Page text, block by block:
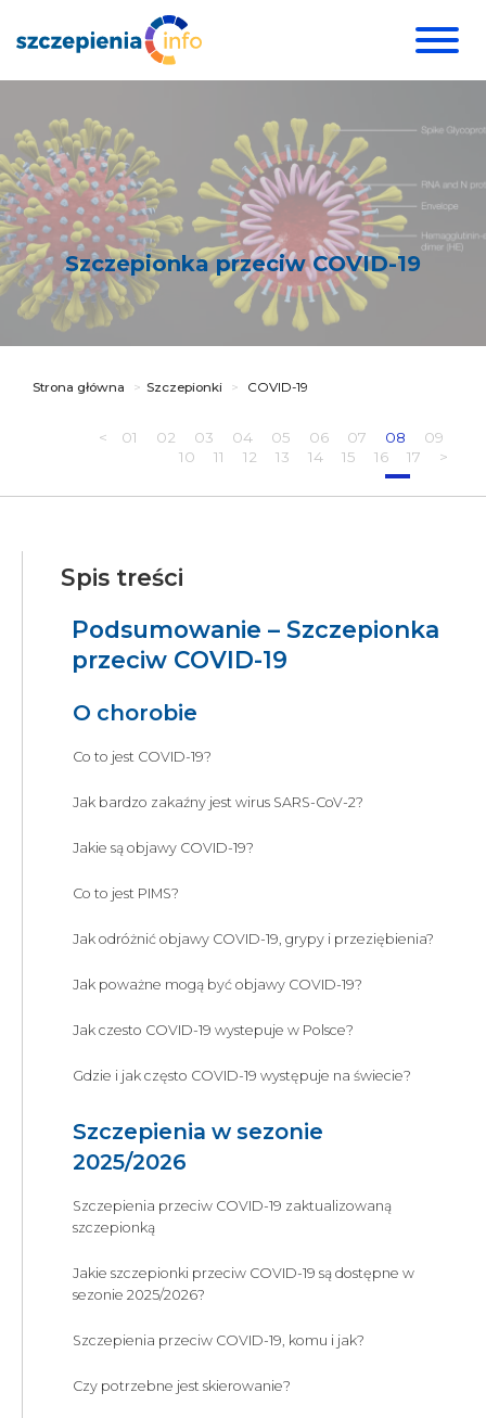
Szczepionka przeciw COVID-19
Strona główna Szczepionki COVID-19
< 01 02 03 04 05 06 07 08
09
10
11 12 13 14 15 16 17 >
Spis treści
Podsumowanie – Szczepionka
przeciw COVID-19
O chorobie
Co to jest COVID-19?
Jak bardzo zakaźny jest wirus SARS-CoV-2?
Jakie są objawy COVID-19?
Co to jest PIMS?
Jak odróżnić objawy COVID-19, grypy i przeziębienia?
Jak poważne mogą być objawy COVID-19?
Jak czesto COVID-19 wystepuje w Polsce?
Gdzie i jak często COVID-19 występuje na świecie?
Szczepienia w sezonie
2025/2026
Szczepienia przeciw COVID-19 zaktualizowaną
szczepionką
Jakie szczepionki przeciw COVID-19 są dostępne w
sezonie 2025/2026?
Szczepienia przeciw COVID-19, komu i jak?
Czy potrzebne jest skierowanie?